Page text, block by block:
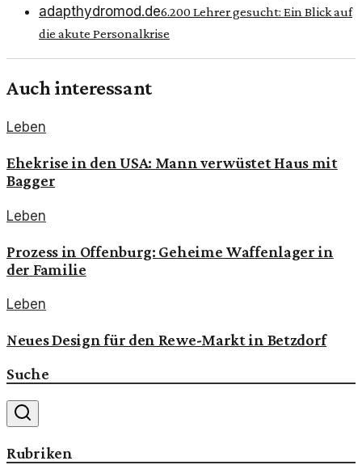
adapthydromod.de6.200 Lehrer gesucht: Ein Blick auf
die akute Personalkrise
Auch interessant
Leben
Ehekrise in den USA: Mann verwüstet Haus mit
Bagger
Leben
Prozess in Offenburg: Geheime Waffenlager in
der Familie
Leben
Neues Design für den Rewe-Markt in Betzdorf
Suche
Rubriken